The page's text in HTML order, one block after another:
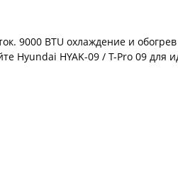
9000 BTU охлаждение и
HYAK-09 / T-Pro 09 для